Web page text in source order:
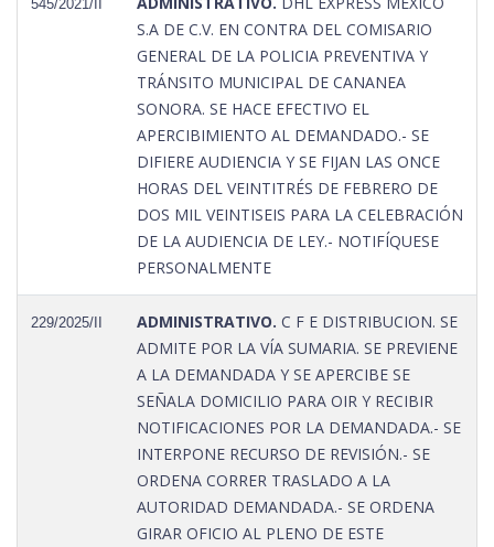
545/2021/II
S.A DE C.V. EN CONTRA DEL COMISARIO
GENERAL DE LA POLICIA PREVENTIVA Y
TRÁNSITO MUNICIPAL DE CANANEA
SONORA. SE HACE EFECTIVO EL
APERCIBIMIENTO AL DEMANDADO.- SE
DIFIERE AUDIENCIA Y SE FIJAN LAS ONCE
HORAS DEL VEINTITRÉS DE FEBRERO DE
DOS MIL VEINTISEIS PARA LA CELEBRACIÓN
DE LA AUDIENCIA DE LEY.- NOTIFÍQUESE
PERSONALMENTE
229/2025/II ADMINISTRATIVO. C F E DISTRIBUCION. SE
ADMITE POR LA VÍA SUMARIA. SE PREVIENE
A LA DEMANDADA Y SE APERCIBE SE
SEÑALA DOMICILIO PARA OIR Y RECIBIR
NOTIFICACIONES POR LA DEMANDADA.- SE
INTERPONE RECURSO DE REVISIÓN.- SE
ORDENA CORRER TRASLADO A LA
AUTORIDAD DEMANDADA.- SE ORDENA
GIRAR OFICIO AL PLENO DE ESTE